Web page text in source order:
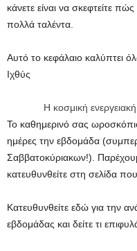
κάνετε είναι να σκεφτείτε
πολλά ταλέντα.
Αυτό το κεφάλαιο καλύπτει
Ιχθύς
Η κοσμική
Το καθημερινό σας
ημέρες την εβδομάδα
Σαββατοκύριακων!).
κατευθυνθείτε στη σελίδα
Κατευθυνθείτε εδώ για την
εβδομάδας και δείτε τι